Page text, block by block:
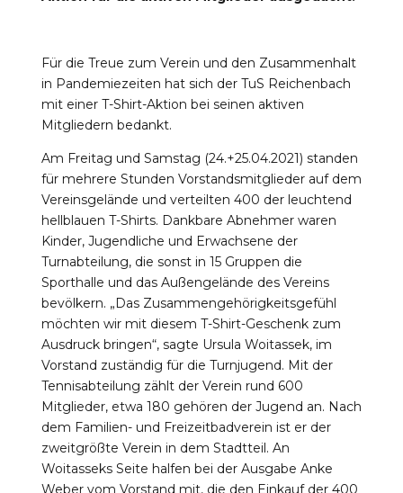
Für die Treue zum Verein und den Zusammenhalt
in Pandemiezeiten hat sich der TuS Reichenbach
mit einer T-Shirt-Aktion bei seinen aktiven
Mitgliedern bedankt.
Am Freitag und Samstag (24.+25.04.2021) standen
für mehrere Stunden Vorstandsmitglieder auf dem
Vereinsgelände und verteilten 400 der leuchtend
hellblauen T-Shirts. Dankbare Abnehmer waren
Kinder, Jugendliche und Erwachsene der
Turnabteilung, die sonst in 15 Gruppen die
Sporthalle und das Außengelände des Vereins
bevölkern. „Das Zusammengehörigkeitsgefühl
möchten wir mit diesem T-Shirt-Geschenk zum
Ausdruck bringen“, sagte Ursula Woitassek, im
Vorstand zuständig für die Turnjugend. Mit der
Tennisabteilung zählt der Verein rund 600
Mitglieder, etwa 180 gehören der Jugend an. Nach
dem Familien- und Freizeitbadverein ist er der
zweitgrößte Verein in dem Stadtteil. An
Woitasseks Seite halfen bei der Ausgabe Anke